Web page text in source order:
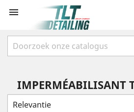

IMPERMÉABILISANT
Relevantie